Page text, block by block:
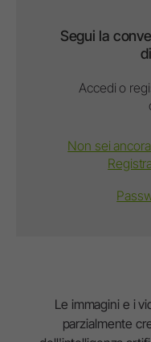
Segui la
Accedi o
Non sei
Le immagini e i
parzialmente